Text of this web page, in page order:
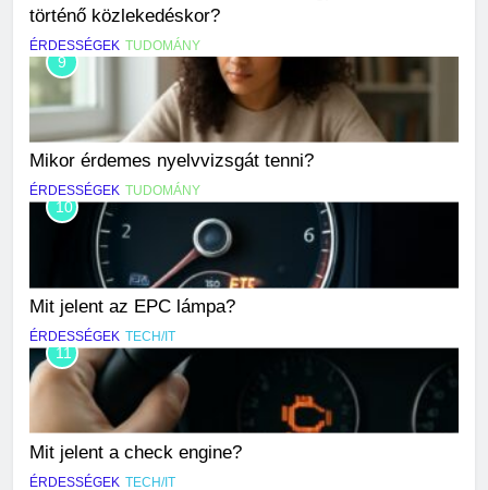
történő közlekedéskor?
ÉRDESSÉGEK TUDOMÁNY
9
Mikor érdemes nyelvvizsgát tenni?
ÉRDESSÉGEK TUDOMÁNY
10
Mit jelent az EPC lámpa?
ÉRDESSÉGEK TECH/IT
11
Mit jelent a check engine?
ÉRDESSÉGEK TECH/IT